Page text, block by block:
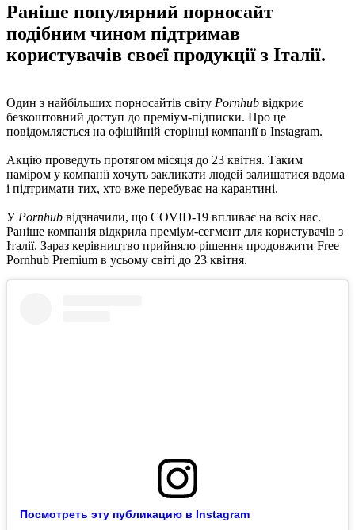
Раніше популярний порносайт
подібним чином підтримав
користувачів своєї продукції з Італії.
Один з найбільших порносайтів світу Pornhub відкриє
безкоштовний доступ до преміум-підписки. Про це
повідомляється на офіційній сторінці компанії в Instagram.
Акцію проведуть протягом місяця до 23 квітня. Таким
наміром у компанії хочуть закликати людей залишатися вдома
і підтримати тих, хто вже перебуває на карантині.
У Pornhub відзначили, що COVID-19 впливає на всіх нас.
Раніше компанія відкрила преміум-сегмент для користувачів з
Італії. Зараз керівництво прийняло рішення продовжити Free
Pornhub Premium в усьому світі до 23 квітня.
Посмотреть эту публикацию в Instagram